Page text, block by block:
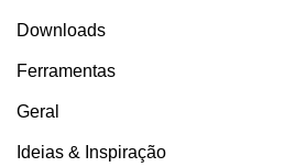
Downloads
Ferramentas
Geral
Ideias & Inspiração